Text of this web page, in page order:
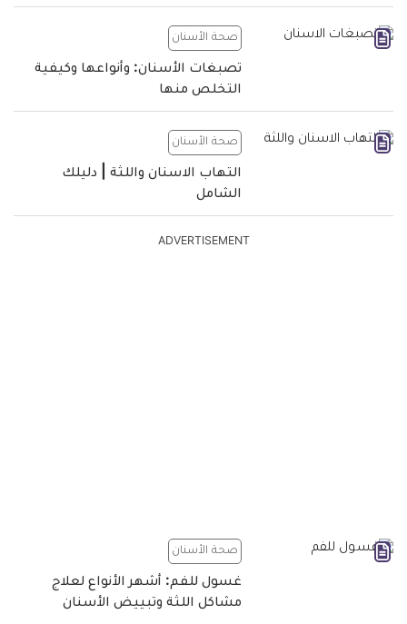
صحة الأسنان
تصبغات الأسنان: وأنواعها وكيفية
التخلص منها
صحة الأسنان
التهاب الاسنان واللثة | دليلك
الشامل
ADVERTISEMENT
صحة الأسنان
غسول للفم: أشهر الأنواع لعلاج
مشاكل اللثة وتبييض الأسنان